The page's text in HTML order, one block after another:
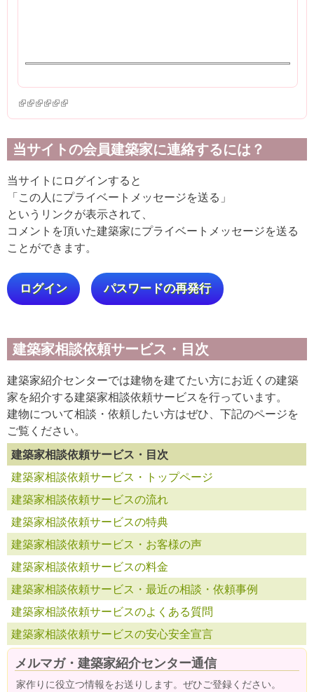
(link is external)
(link is external)
(link is external)
(link is external)
(link is external)
(link is external)
当サイトの会員建築家に連絡するには？
当サイトにログインすると
「この人にプライベートメッセージを送る」
というリンクが表示されて、
コメントを頂いた建築家にプライベートメッセージを送る
ことができます。
ログイン パスワードの再発行
建築家相談依頼サービス・目次
建築家紹介センターでは建物を建てたい方にお近くの建築
家を紹介する建築家相談依頼サービスを行っています。
建物について相談・依頼したい方はぜひ、下記のページを
ご覧ください。
建築家相談依頼サービス・目次
建築家相談依頼サービス・トップページ
建築家相談依頼サービスの流れ
建築家相談依頼サービスの特典
建築家相談依頼サービス・お客様の声
建築家相談依頼サービスの料金
建築家相談依頼サービス・最近の相談・依頼事例
建築家相談依頼サービスのよくある質問
建築家相談依頼サービスの安心安全宣言
メルマガ・建築家紹介センター通信
家作りに役立つ情報をお送りします。ぜひご登録ください。